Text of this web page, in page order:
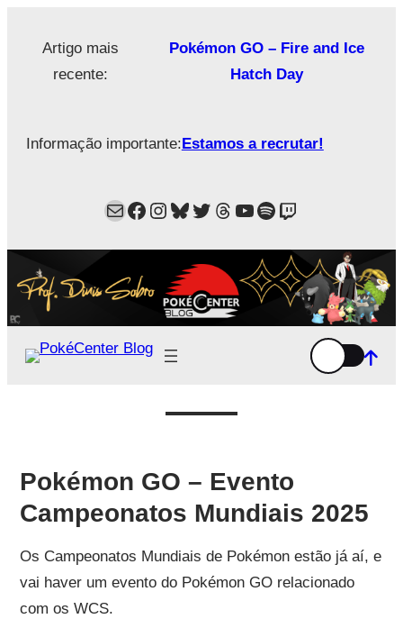
Artigo mais
recente:
Pokémon GO – Fire and Ice
Hatch Day
Informação importante:Estamos a recrutar!
MailFacebook
Instagram
Bluesky
Twitter
Estamos no Threads!
YouTube
Spotify
Twitch
Pokémon GO – Evento
Campeonatos Mundiais 2025
Os Campeonatos Mundiais de Pokémon estão já aí, e
vai haver um evento do Pokémon GO relacionado
com os WCS.